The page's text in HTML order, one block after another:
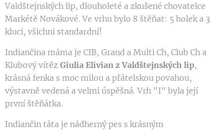
Valdštejnských lip, dlouholeté a zkušené chovatelce
Markétě Novákové. Ve vrhu bylo 8 štěňat: 5 holek a 3
kluci, všichni standardní!
Indiančina máma je CIB, Grand a Multi Ch, Club Ch a
Klubový vítěz Giulia Elivian z Valdštejnských lip,
krásná fenka s moc milou a přátelskou povahou,
výstavně vedená a velmi úspěšná. Vrh "I" byla její
první štěňátka.
Indiančin táta je nádherný pes s krásným